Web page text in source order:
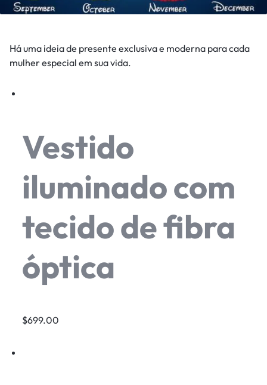
Há uma ideia de presente exclusiva e moderna para cada
mulher especial em sua vida.
Vestido
iluminado com
tecido de fibra
óptica
$699.00